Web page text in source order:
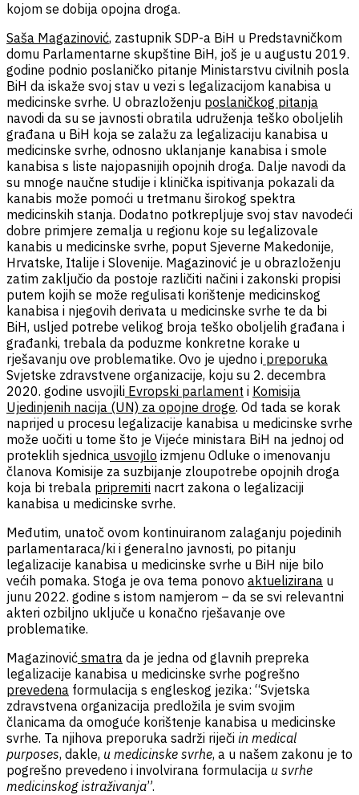
kojom se dobija opojna droga.
Saša Magazinović, zastupnik SDP-a BiH u Predstavničkom
domu Parlamentarne skupštine BiH, još je u augustu 2019.
godine podnio poslaničko pitanje Ministarstvu civilnih posla
BiH da iskaže svoj stav u vezi s legalizacijom kanabisa u
medicinske svrhe. U obrazloženju poslaničkog pitanja
navodi da su se javnosti obratila udruženja teško oboljelih
građana u BiH koja se zalažu za legalizaciju kanabisa u
medicinske svrhe, odnosno uklanjanje kanabisa i smole
kanabisa s liste najopasnijih opojnih droga. Dalje navodi da
su mnoge naučne studije i klinička ispitivanja pokazali da
kanabis može pomoći u tretmanu širokog spektra
medicinskih stanja. Dodatno potkrepljuje svoj stav navodeći
dobre primjere zemalja u regionu koje su legalizovale
kanabis u medicinske svrhe, poput Sjeverne Makedonije,
Hrvatske, Italije i Slovenije. Magazinović je u obrazloženju
zatim zaključio da postoje različiti načini i zakonski propisi
putem kojih se može regulisati korištenje medicinskog
kanabisa i njegovih derivata u medicinske svrhe te da bi
BiH, usljed potrebe velikog broja teško oboljelih građana i
građanki, trebala da poduzme konkretne korake u
rješavanju ove problematike. Ovo je ujedno i preporuka
Svjetske zdravstvene organizacije, koju su 2. decembra
2020. godine usvojili Evropski parlament i Komisija
Ujedinjenih nacija (UN) za opojne droge. Od tada se korak
naprijed u procesu legalizacije kanabisa u medicinske svrhe
može uočiti u tome što je Vijeće ministara BiH na jednoj od
proteklih sjednica usvojilo izmjenu Odluke o imenovanju
članova Komisije za suzbijanje zloupotrebe opojnih droga
koja bi trebala pripremiti nacrt zakona o legalizaciji
kanabisa u medicinske svrhe.
Međutim, unatoč ovom kontinuiranom zalaganju pojedinih
parlamentaraca/ki i generalno javnosti, po pitanju
legalizacije kanabisa u medicinske svrhe u BiH nije bilo
većih pomaka. Stoga je ova tema ponovo aktuelizirana u
junu 2022. godine s istom namjerom – da se svi relevantni
akteri ozbiljno uključe u konačno rješavanje ove
problematike.
Magazinović smatra da je jedna od glavnih prepreka
legalizacije kanabisa u medicinske svrhe pogrešno
prevedena formulacija s engleskog jezika: “Svjetska
zdravstvena organizacija predložila je svim svojim
članicama da omoguće korištenje kanabisa u medicinske
svrhe. Ta njihova preporuka sadrži riječi in medical
purposes, dakle, u medicinske svrhe, a u našem zakonu je to
pogrešno prevedeno i involvirana formulacija u svrhe
medicinskog istraživanja”.